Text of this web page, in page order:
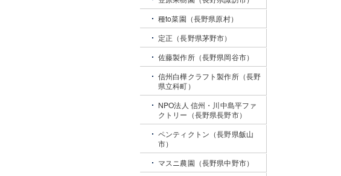
種to菜園（長野県原村）
定正（長野県茅野市）
佐藤製作所（長野県岡谷市）
信州白樺クラフト製作所（長野
県立科町）
NPO法人 信州・川中島平ファ
クトリー（長野県長野市）
ペンティクトン（長野県飯山
市）
マスニ農園（長野県中野市）